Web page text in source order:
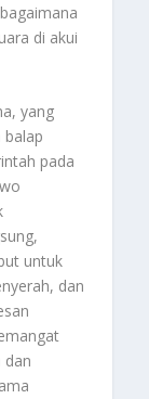
di akui
yang
balap
pada
untuk
dan
dan